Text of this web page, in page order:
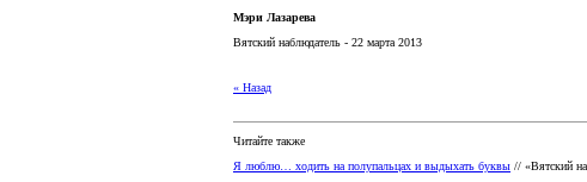
Мэри Лазарева
Вятский наблюдатель - 22 марта 2013
« Назад
Читайте также
Я люблю… ходить на полупальцах и выдыхать буквы // «Вятский